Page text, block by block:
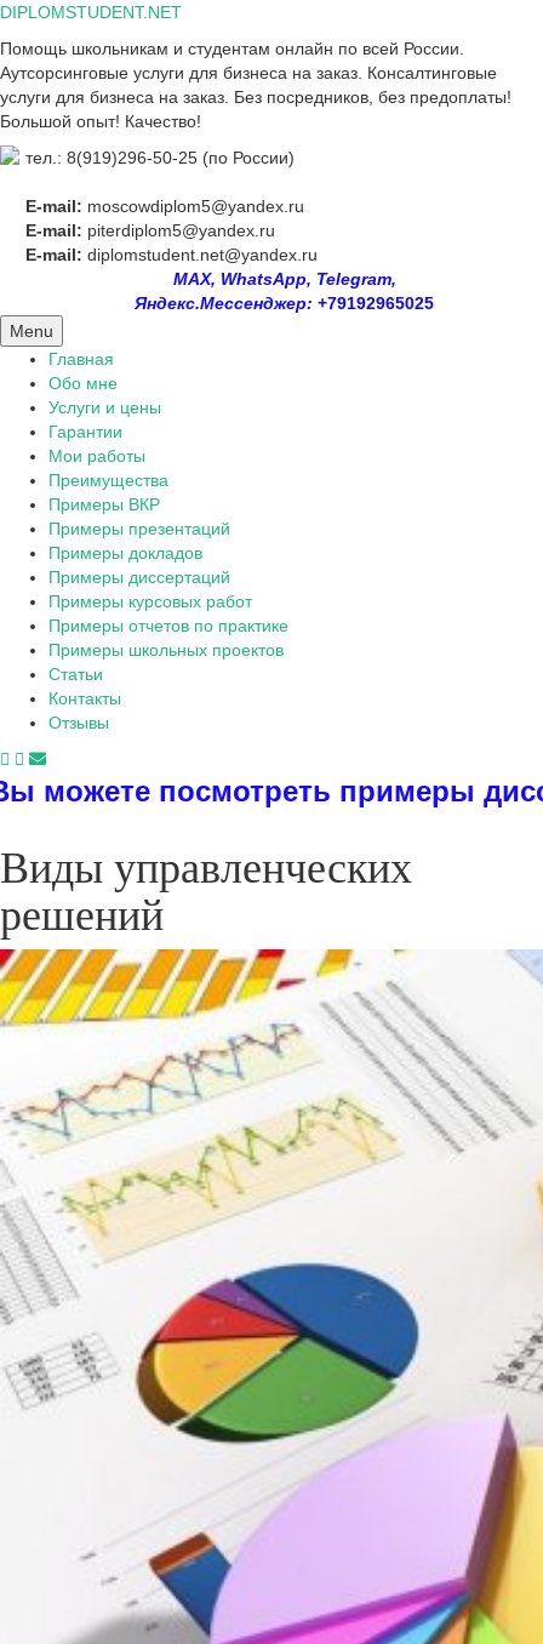
Skip
content
DIPLOMSTUDENT.NET
Помощь школьникам и студентам онлайн по всей России.
Аутсорсинговые услуги для бизнеса на заказ. Консалтинговые
услуги для бизнеса на заказ. Без посредников, без предоплаты!
Большой опыт! Качество!
тел.: 8(919)296-50-25 (по России)
E-mail: moscowdiplom5@yandex.ru
E-mail: piterdiplom5@yandex.ru
E-mail: diplomstudent.net@yandex.ru
MAX, WhatsApp, Telegram,
Яндекс.Мессенджер: +79192965025
Menu
Главная
Обо мне
Услуги и цены
Гарантии
Мои работы
Преимущества
Примеры ВКР
Примеры презентаций
Примеры докладов
Примеры диссертаций
Примеры курсовых работ
Примеры отчетов по практике
Примеры школьных проектов
Статьи
Контакты
Отзывы
примеры диссертаций,
Виды управленческих
решений